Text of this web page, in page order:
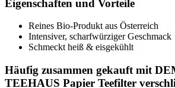
Eigenschaften und Vorteile
Reines Bio-Produkt aus Österreich
Intensiver, scharfwürziger Geschmack
Schmeckt heiß & eisgekühlt
Häufig zusammen gekauft mit
TEEHAUS Papier Teefilter